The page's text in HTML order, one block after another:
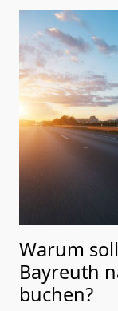
Warum
Bayreuth
buchen?